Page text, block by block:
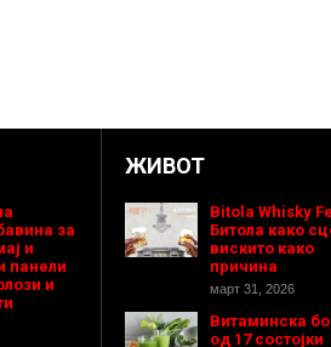
за
и
панели
и
ЖИВОТ
Bitola Whisky
Битола како
вискито како
причина
март 31, 2026
Витаминска
од 17 состојки